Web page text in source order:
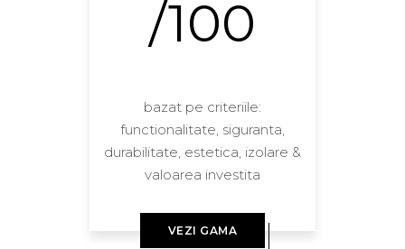
/100
bazat pe criteriile:
functionalitate, siguranta,
durabilitate, estetica, izolare &
valoarea investita
VEZI GAMA